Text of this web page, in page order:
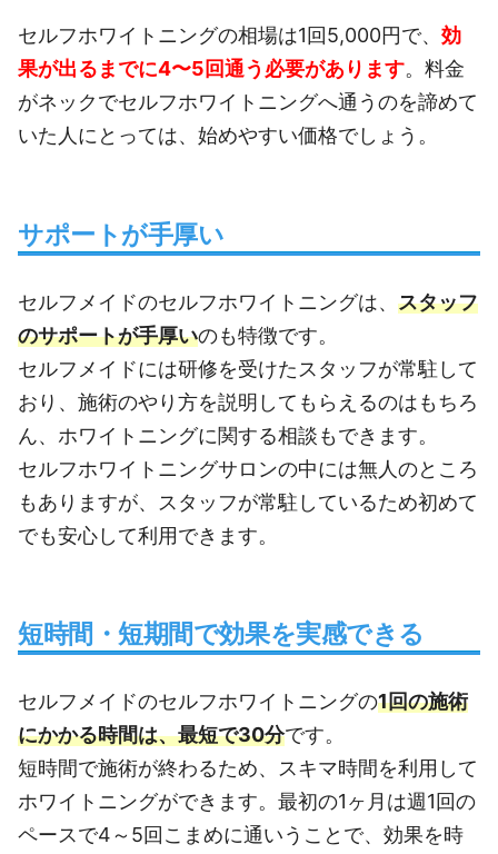
セルフホワイトニングの相場は1回5,000円で、 効
果が出るまでに4〜5回通う必要があります。料金
がネックでセルフホワイトニングへ通うのを諦めて
いた人にとっては、始めやすい価格でしょう。
サポートが手厚い
セルフメイドのセルフホワイトニングは、 スタッフ
のサポートが手厚いのも特徴です。
セルフメイドには研修を受けたスタッフが常駐して
おり、施術のやり方を説明してもらえるのはもちろ
ん、ホワイトニングに関する相談もできます。
セルフホワイトニングサロンの中には無人のところ
もありますが、スタッフが常駐しているため初めて
でも安心して利用できます。
短時間・短期間で効果を実感できる
セルフメイドのセルフホワイトニングの1回の施術
にかかる時間は、最短で30分です。
短時間で施術が終わるため、スキマ時間を利用して
ホワイトニングができます。 最初の1ヶ月は週1回の
ペースで4～5回こまめに通いうことで、効果を時